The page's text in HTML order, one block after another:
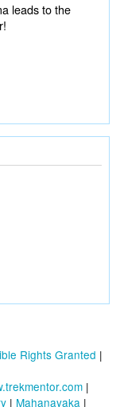
leads to the
Rights Granted |
|
| Mahanayaka |